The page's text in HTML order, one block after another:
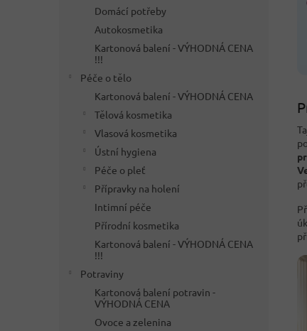
Domácí potřeby
Autokosmetika
Kartonová balení - VÝHODNÁ CENA
!!!
Péče o tělo
Kartonová balení - VÝHODNÁ CENA
Tělová kosmetika
Vlasová kosmetika
Ústní hygiena
Péče o pleť
Přípravky na holení
Intimní péče
Přírodní kosmetika
Kartonová balení - VÝHODNÁ CENA
!!!
Potraviny
Kartonová balení potravin -
VÝHODNÁ CENA
Ovoce a zelenina